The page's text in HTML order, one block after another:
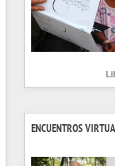
ENCUENTROS